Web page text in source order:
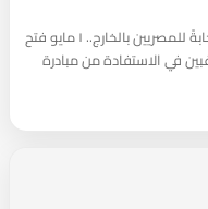
كتبت: ساجدة خليل السفيرة سها جندي: استجابةً للمصريين بالخارج.. ١ مايو فتح
في الاستفادة من مبادرة